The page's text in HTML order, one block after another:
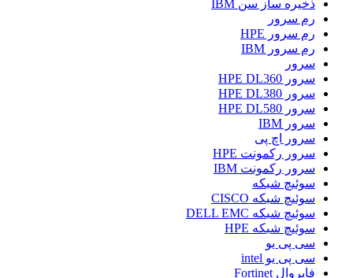
ذخیره ساز سن IBM
رم سرور
رم سرور HPE
رم سرور IBM
سرور
سرور HPE DL360
سرور HPE DL380
سرور HPE DL580
سرور IBM
سرور اچ پی
سرور رکمونت HPE
سرور رکمونت IBM
سوئیچ شبکه
سوئیچ شبکه CISCO
سوئیچ شبکه DELL EMC
سوئیچ شبکه HPE
سی پی یو
سی پی یو intel
فایروال Fortinet